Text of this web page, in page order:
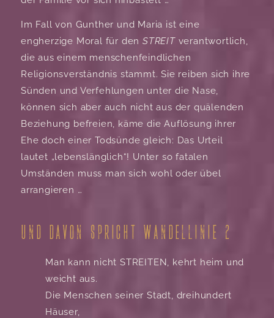
Im Fall von Gunther und Maria ist eine
engherzige Moral für denSTREITverantwortlich,
die aus einem menschenfeindlichen
Religionsverständnis stammt. Sie reiben sich ihre
Sünden und Verfehlungen unter die Nase,
können sich aber auch nicht aus der quälenden
Beziehung befreien, käme die Auflösung ihrer
Ehe doch einer Todsünde gleich: Das Urteil
lautet „lebenslänglich“! Unter so fatalen
Umständen muss man sich wohl oder übel
arrangieren …
und davon spricht Wandellinie 2
Man kann nicht STREITEN, kehrt heim und
weicht aus.
Die Menschen seiner Stadt, dreihundert
Häuser,